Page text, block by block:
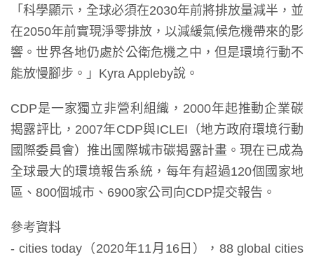
「科學顯示，全球必須在2030年前將排放量減半，並
在2050年前實現淨零排放，以減緩氣候危機帶來的影
響。世界各地仍處於公衛危機之中，但是環境行動不
能放慢腳步。」Kyra Appleby說。
CDP是一家獨立非營利組織，2000年起推動企業碳
揭露評比，2007年CDP與ICLEI（地方政府環境行動
國際委員會）推出國際城市碳揭露計畫。現在已成為
全球最大的環境報告系統，每年有超過120個國家地
區、800個城市、6900家公司向CDP提交報告。
參考資料
- cities today（2020年11月16日），88 global cities